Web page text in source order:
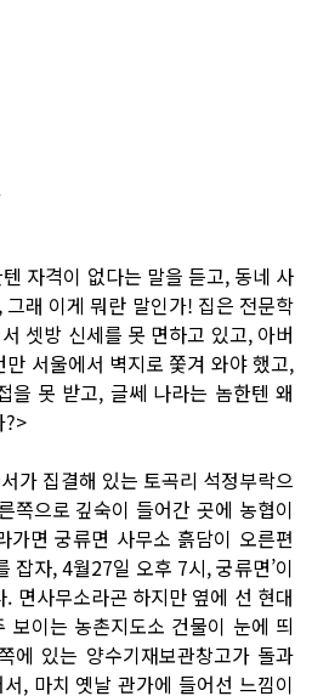
자격이 없다는 말을 듣고, 동네 사
래 이게 뭐란 말인가! 집은 전문학
셋방 신세를 못 면하고 있고, 아버
서울에서 벽지로 쫓겨 와야 했고,
을 못 받고, 글쎄 나라는 놈한텐 왜
?>
가 집결해 있는 토곡리 석정부락으
쪽으로 깊숙이 들어간 곳에 농협이
가면 궁류면 사무소 흙담이 오른편
잡자, 4월27일 오후 7시, 궁류면’이
면사무소라곤 하지만 옆에 선 현대
보이는 농촌지도소 건물이 눈에 띄
에 있는 양수기재보관창고가 돌과
, 마치 옛날 관가에 들어선 느낌이